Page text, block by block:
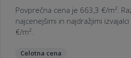
Povprečna cena je 663,3 €/m².
najcenejšimi in najdražjimi
€/m².
Celotna cena